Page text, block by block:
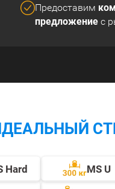
Предоставим
предложениес
Hard MS U